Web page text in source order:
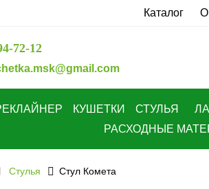
Каталог О
72-12
КУШЕТКИ СТУЛЬЯ
РАСХОДНЫЕ
Стулья Стул Комета